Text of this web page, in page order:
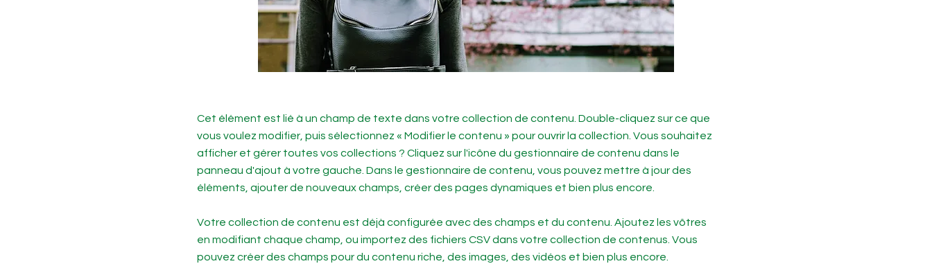
Cet élément est lié à un champ de texte dans votre collection de contenu. Double-cliquez sur ce que
vous voulez modifier, puis sélectionnez « Modifier le contenu » pour ouvrir la collection. Vous souhaitez
afficher et gérer toutes vos collections ? Cliquez sur l'icône du gestionnaire de contenu dans le
panneau d'ajout à votre gauche. Dans le gestionnaire de contenu, vous pouvez mettre à jour des
éléments, ajouter de nouveaux champs, créer des pages dynamiques et bien plus encore.
Votre collection de contenu est déjà configurée avec des champs et du contenu. Ajoutez les vôtres
en modifiant chaque champ, ou importez des fichiers CSV dans votre collection de contenus. Vous
pouvez créer des champs pour du contenu riche, des images, des vidéos et bien plus encore.